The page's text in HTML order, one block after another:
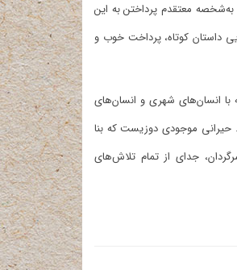
معتقدم پرداختن به این
داستان کوتاه، پرداخت خوب و
با انسان‌های شهری و انسان‌های
حیرانی موجودی دوزیست که بنا
جدای از تمام تلاش‌های